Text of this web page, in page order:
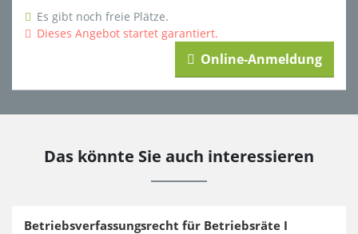
Es gibt noch freie Plätze.
Dieses Angebot startet garantiert.
Online-Anmeldung
Das könnte Sie auch interessieren
Betriebsverfassungsrecht für Betriebsräte I